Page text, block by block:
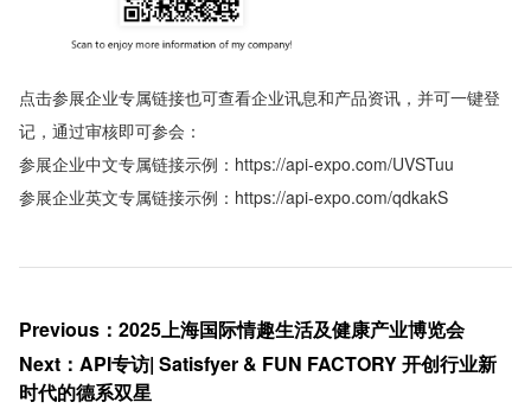
点击参展企业专属链接也可查看企业讯息和产品资讯，并可一键登
记，通过审核即可参会：
参展企业中文专属链接示例：https://api-expo.com/UVSTuu
参展企业英文专属链接示例：https://api-expo.com/qdkakS
Previous ： 2025上海国际情趣生活及健康产业博览会
Next ： API专访| Satisfyer & FUN FACTORY 开创行业新
时代的德系双星